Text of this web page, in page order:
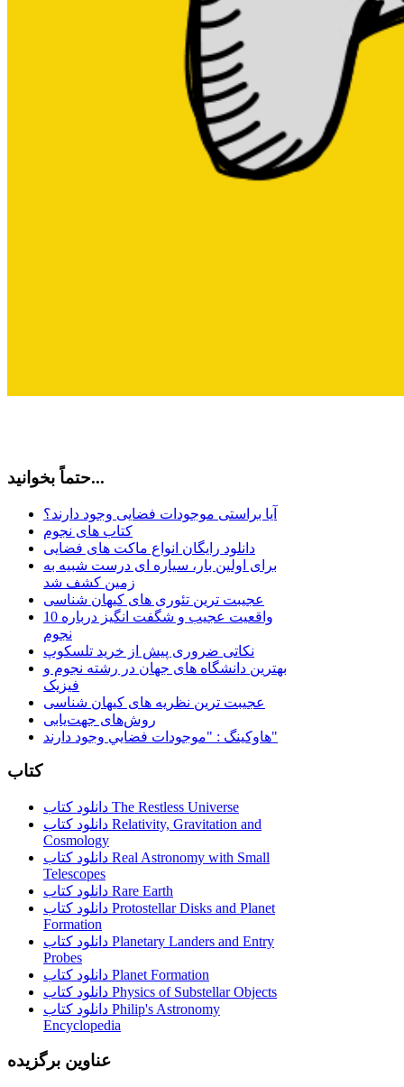
حتماً بخوانید...
آیا براستی موجودات فضایی وجود دارند؟
کتاب های نجوم
دانلود رایگان انواع ماکت های فضایی
برای اولین بار، سیاره ای درست شبیه به
زمین کشف شد
عجیبت ترین تئوری های کیهان شناسی
10 واقعیت عجیب و شگفت انگیز درباره
نجوم
نکاتی ضروری پیش از خرید تلسکوپ
بهترین دانشگاه های جهان در رشته نجوم و
فیزیک
عجیبت ترین نظریه های کیهان شناسی
روش‌های جهت‌یابی
هاوكينگ : "موجودات فضايي وجود دارند"
کتاب
دانلود کتاب The Restless Universe
دانلود کتاب Relativity, Gravitation and
Cosmology
دانلود کتاب Real Astronomy with Small
Telescopes
دانلود کتاب Rare Earth
دانلود کتاب Protostellar Disks and Planet
Formation
دانلود کتاب Planetary Landers and Entry
Probes
دانلود کتاب Planet Formation
دانلود کتاب Physics of Substellar Objects
دانلود کتاب Philip's Astronomy
Encyclopedia
عناوین برگزیده